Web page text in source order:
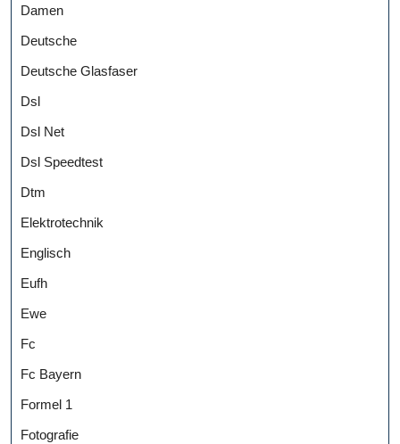
Damen
Deutsche
Deutsche Glasfaser
Dsl
Dsl Net
Dsl Speedtest
Dtm
Elektrotechnik
Englisch
Eufh
Ewe
Fc
Fc Bayern
Formel 1
Fotografie